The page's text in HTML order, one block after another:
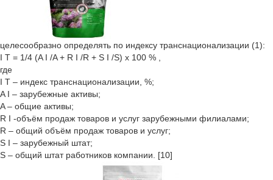
целесообразно определять по индексу транснационализации (1):
I T = 1/4 (A I /A + R I /R + S I /S) x 100 % ,
где
I T – индекс транснационализации, %;
A I – зарубежные активы;
A – общие активы;
R I -объём продаж товаров и услуг зарубежными филиалами;
R – общий объём продаж товаров и услуг;
S I – зарубежный штат;
S – общий штат работников компании. [10]